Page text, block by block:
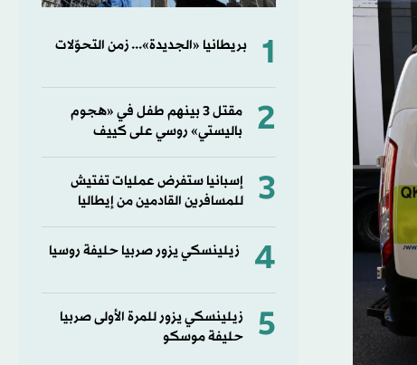
1 بريطانيا «الجديدة»... زمن التحوّلات
2
مقتل 3 بينهم طفل في «هجوم
باليستي» روسي على كييف
3
إسبانيا ستفرض عمليات تفتيش
للمسافرين القادمين من إيطاليا
4 زيلينسكي يزور صربيا حليفة روسيا
5
زيلينسكي يزور للمرة الأولى صربيا
حليفة موسكو